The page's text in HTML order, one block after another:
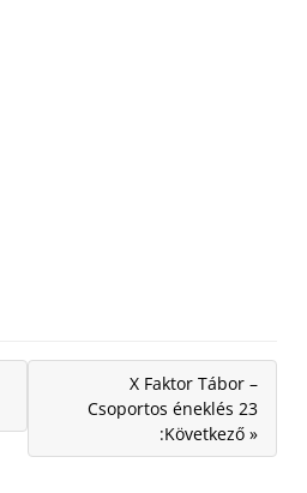
X Faktor Tábor –
Csoportos éneklés 23
:Következő »